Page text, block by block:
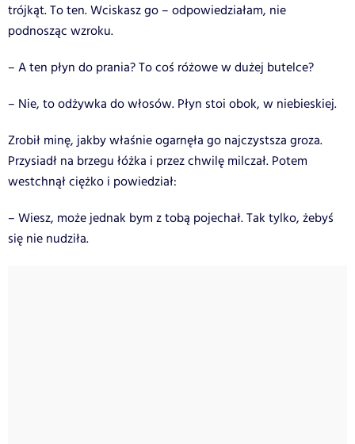
trójkąt. To ten. Wciskasz go – odpowiedziałam, nie
podnosząc wzroku.
– A ten płyn do prania? To coś różowe w dużej butelce?
– Nie, to odżywka do włosów. Płyn stoi obok, w niebieskiej.
Zrobił minę, jakby właśnie ogarnęła go najczystsza groza.
Przysiadł na brzegu łóżka i przez chwilę milczał. Potem
westchnął ciężko i powiedział:
– Wiesz, może jednak bym z tobą pojechał. Tak tylko, żebyś
się nie nudziła.